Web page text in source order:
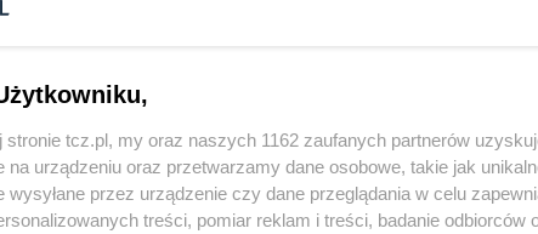
przez "Dziennik Bałtycki", Telewizję Tczew,
Dziękujemy za
i PnP
Serdecznie
samorządowych.
stronie tcz.pl, my oraz naszych 1162 zaufanych partnerów
na urządzeniu oraz przetwarzamy dane osobowe, takie jak
wysyłane przez urządzenie czy dane przeglądania w celu
treści, pomiar reklam i treści, badanie odbiorców